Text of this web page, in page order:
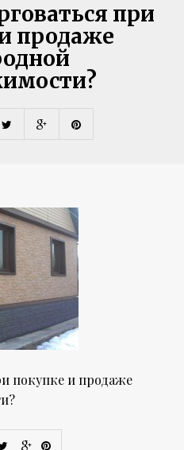
при
продаже
покупке и продаже